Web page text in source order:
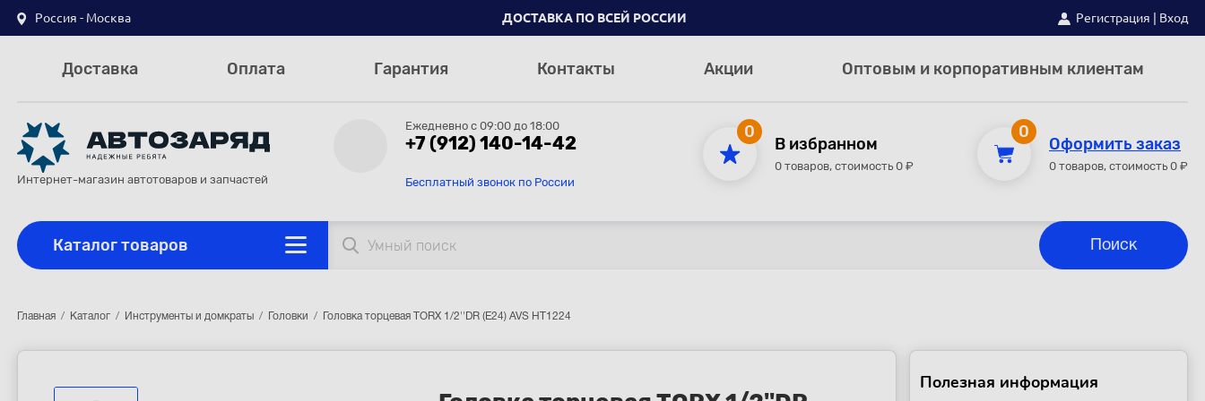
Россия - Москва ДОСТАВКА ПО ВСЕЙ РОССИИ Регистрация Вход
Доставка Оплата Гарантия Контакты Акции Оптовым и корпоративным клиентам
Интернет-магазин автотоваров и запчастей
Ежедневно с 09:00 до 18:00
+7 (912) 140-14-42
Бесплатный звонок по России
0
В избранном
0 товаров, стоимость 0 ₽
0
Оформить заказ
0 товаров, стоимость 0 ₽
Каталог товаров
Главная Каталог Инструменты и домкраты Головки Головка торцевая TORX 1/2''DR (Е24) AVS HT1224
Полезная информация